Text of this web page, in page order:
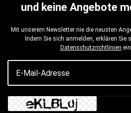
und keine Angebote
Mit unserem Newsletter nie die neusten
Indem Sie sich anmelden, erklären Sie
Datenschutzrichtlinien